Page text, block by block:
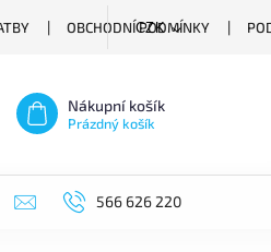
OBCHODNÍ PODMÍNKY
CZK
Nákupní košík
Prázdný košík
566 626 220